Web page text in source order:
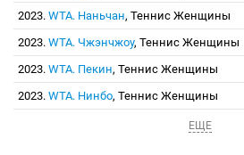
2023. WTA. Наньчан, Теннис Женщины
2023. WTA. Чжэнчжоу, Теннис Женщины
2023. WTA. Пекин, Теннис Женщины
2023. WTA. Нинбо, Теннис Женщины
ЕЩЕ